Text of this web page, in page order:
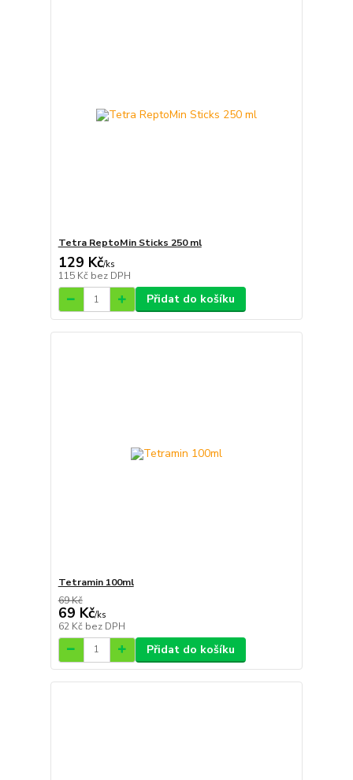
Tetra ReptoMin Sticks 250 ml
129 Kč/ks
115 Kč bez DPH
Přidat do košíku
Tetramin 100ml
69 Kč
69 Kč/ks
62 Kč bez DPH
Přidat do košíku